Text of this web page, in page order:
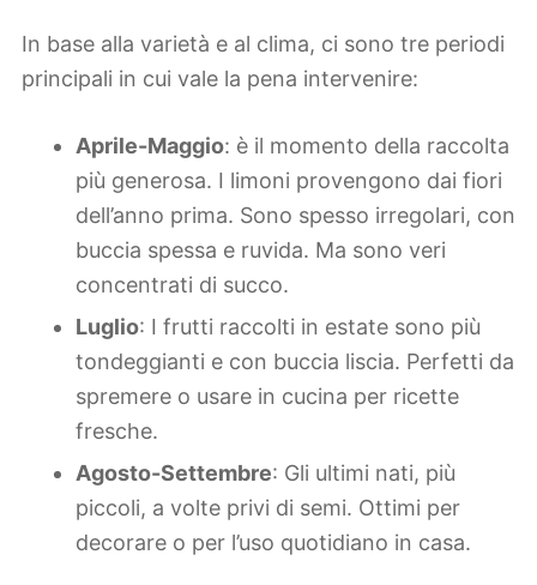
In base alla varietà e al clima, ci sono tre periodi
principali in cui vale la pena intervenire:
Aprile-Maggio: è il momento della raccolta
più generosa. I limoni provengono dai fiori
dell’anno prima. Sono spesso irregolari, con
buccia spessa e ruvida. Ma sono veri
concentrati di succo.
Luglio: I frutti raccolti in estate sono più
tondeggianti e con buccia liscia. Perfetti da
spremere o usare in cucina per ricette
fresche.
Agosto-Settembre: Gli ultimi nati, più
piccoli, a volte privi di semi. Ottimi per
decorare o per l’uso quotidiano in casa.